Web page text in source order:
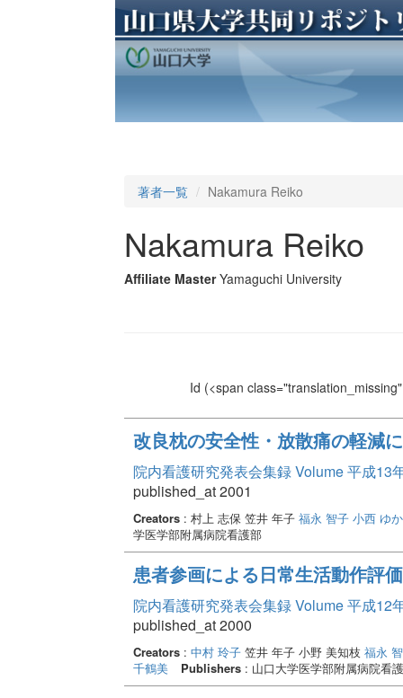
著者一覧 Nakamura Reiko
Nakamura Reiko
Affiliate Master Yamaguchi University
Id (<span
改良枕の安全性・放散痛の軽減
院内看護研究発表会集録 Volume 平成13
published_at 2001
Creators: 村上 志保 笠井 年子 福永 智子 小西 ゆ
学医学部附属病院看護部
患者参画による日常生活動作評
院内看護研究発表会集録 Volume 平成12
published_at 2000
Creators: 中村 玲子笠井 年子 小野 美知枝 福永
千鶴美
Publishers: 山口大学医学部附属病院看